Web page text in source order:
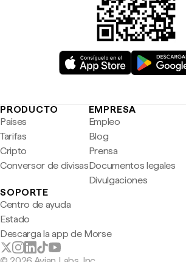
PRODUCTO
Países
Tarifas
Cripto
Conversor de divisas
EMPRESA
Empleo
Blog
Prensa
Documentos legales
Divulgaciones
SOPORTE
Centro de ayuda
Estado
Descarga la app de Morse